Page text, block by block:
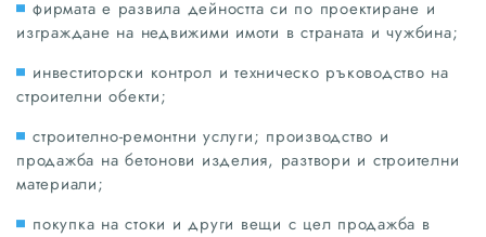
фирмата е развила дейността си по проектиране и
изграждане на недвижими имоти в страната и чужбина;
инвеститорски контрол и техническо ръководство на
строителни обекти;
строително-ремонтни услуги; производство и
продажба на бетонови изделия, разтвори и строителни
материали;
покупка на стоки и други вещи с цел продажба в